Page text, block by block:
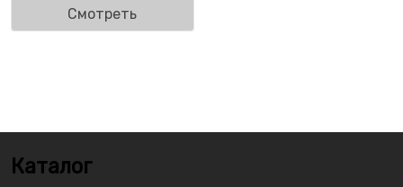
Смотреть
Каталог